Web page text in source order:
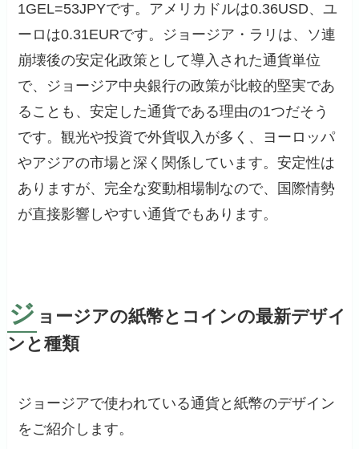
1GEL=53JPYです。アメリカドルは0.36USD、ユ
ーロは0.31EURです。ジョージア・ラリは、ソ連
崩壊後の安定化政策として導入された通貨単位
で、ジョージア中央銀行の政策が比較的堅実であ
ることも、安定した通貨である理由の1つだそう
です。観光や投資で外貨収入が多く、ヨーロッパ
やアジアの市場と深く関係しています。安定性は
ありますが、完全な変動相場制なので、国際情勢
が直接影響しやすい通貨でもあります。
ジ ョージアの紙幣とコインの最新デザイ
ンと種類
ジョージアで使われている通貨と紙幣のデザイン
をご紹介します。